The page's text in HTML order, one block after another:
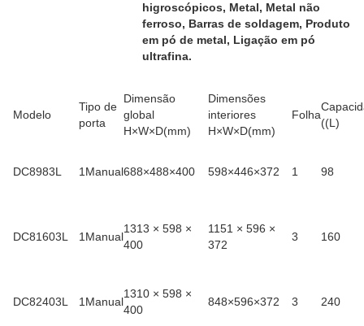
higroscópicos, Metal, Metal não
ferroso, Barras de soldagem, Produto
em pó de metal, Ligação em pó
ultrafina.
Modelo
Tipo de
porta
Dimensão
global
H×W×D(mm)
Dimensões
interiores
H×W×D(mm)
Folha
((L)
DC8983L 1Manual688×488×400 598×446×372 1 98
DC81603L 1Manual
1313 × 598 ×
400
1151 × 596 ×
372
3 160
DC82403L 1Manual
1310 × 598 ×
400
848×596×372 3 240